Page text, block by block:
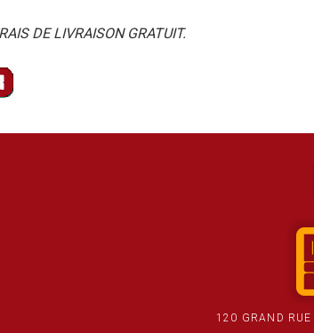
DE LIVRAISON GRATUIT.
120 GRAND